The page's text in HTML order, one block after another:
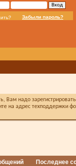
Забыли пароль?
надо
на адрес техподдержки
Последнее